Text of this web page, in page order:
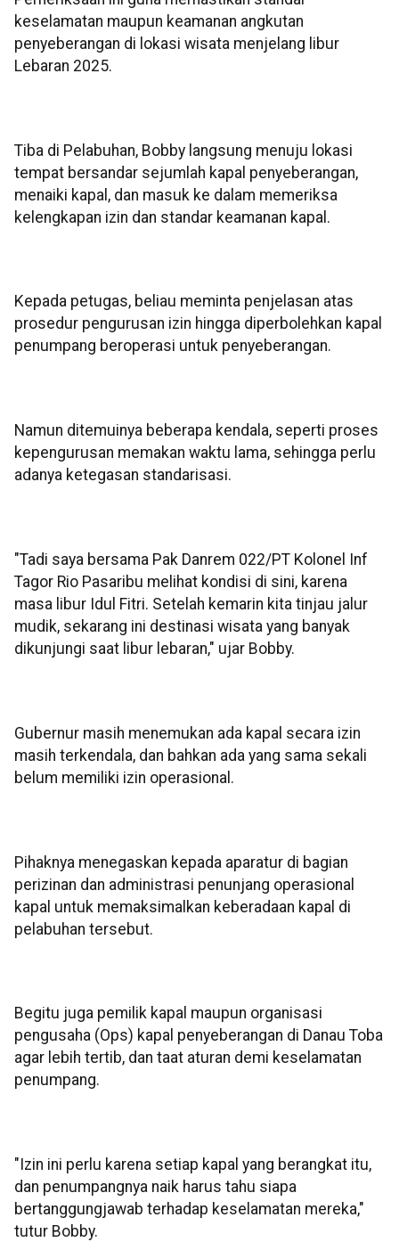
keselamatan maupun keamanan angkutan
penyeberangan di lokasi wisata menjelang libur
Lebaran 2025.
Tiba di Pelabuhan, Bobby langsung menuju lokasi
tempat bersandar sejumlah kapal penyeberangan,
menaiki kapal, dan masuk ke dalam memeriksa
kelengkapan izin dan standar keamanan kapal.
Kepada petugas, beliau meminta penjelasan atas
prosedur pengurusan izin hingga diperbolehkan kapal
penumpang beroperasi untuk penyeberangan.
Namun ditemuinya beberapa kendala, seperti proses
kepengurusan memakan waktu lama, sehingga perlu
adanya ketegasan standarisasi.
"Tadi saya bersama Pak Danrem 022/PT Kolonel Inf
Tagor Rio Pasaribu melihat kondisi di sini, karena
masa libur Idul Fitri. Setelah kemarin kita tinjau jalur
mudik, sekarang ini destinasi wisata yang banyak
dikunjungi saat libur lebaran," ujar Bobby.
Gubernur masih menemukan ada kapal secara izin
masih terkendala, dan bahkan ada yang sama sekali
belum memiliki izin operasional.
Pihaknya menegaskan kepada aparatur di bagian
perizinan dan administrasi penunjang operasional
kapal untuk memaksimalkan keberadaan kapal di
pelabuhan tersebut.
Begitu juga pemilik kapal maupun organisasi
pengusaha (Ops) kapal penyeberangan di Danau Toba
agar lebih tertib, dan taat aturan demi keselamatan
penumpang.
"Izin ini perlu karena setiap kapal yang berangkat itu,
dan penumpangnya naik harus tahu siapa
bertanggungjawab terhadap keselamatan mereka,"
tutur Bobby.